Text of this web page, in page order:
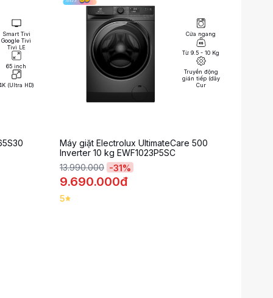
Smart Tivi
Google Tivi
Tivi LE
65 inch
(Ultra HD)
Cửa ngang
Từ 9.5 - 10 Kg
Truyền động
gián tiếp (dây
Cur
Máy giặt Electrolux UltimateCare 500
Inverter 10 kg EWF1023P5SC
13.990.000 -31%
9.690.000đ
5